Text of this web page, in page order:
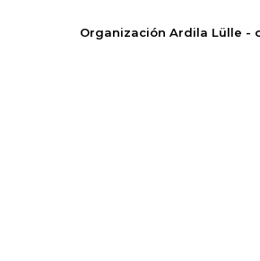
Organización Ardila Lülle -